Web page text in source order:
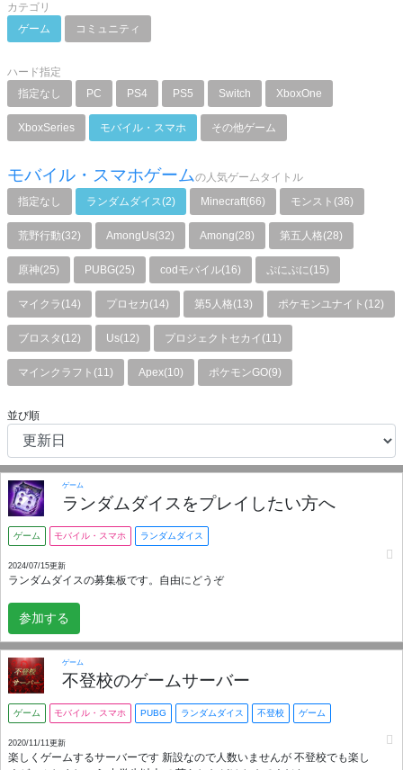
カテゴリ
ゲーム
コミュニティ
ハード指定
指定なし
PC PS4 PS5 Switch XboxOne
XboxSeries モバイル・スマホ その他ゲーム
モバイル・スマホゲームの人気ゲームタイトル
指定なし
ランダムダイス(2) Minecraft(66) モンスト(36)
荒野行動(32) AmongUs(32) Among(28) 第五人格(28)
原神(25) PUBG(25) codモバイル(16) ぷにぷに(15)
マイクラ(14) プロセカ(14) 第5人格(13) ポケモンユナイト(12)
ブロスタ(12) Us(12) プロジェクトセカイ(11)
マインクラフト(11) Apex(10) ポケモンGO(9)
並び順
ゲーム
ランダムダイスをプレイしたい方へ
ゲーム モバイル・スマホ ランダムダイス
2024/07/15更新
ランダムダイスの募集板です。自由にどうぞ
参加する
ゲーム
不登校のゲームサーバー
ゲーム モバイル・スマホ PUBG ランダムダイス 不登校 ゲーム
2020/11/11更新
楽しくゲームするサーバーです 新設なので人数いませんが 不登校でも楽し